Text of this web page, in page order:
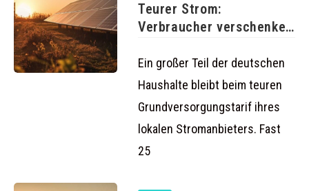
Teurer Strom:
Verbraucher verschenken
Grundversorgung
Ein großer Teil der deutschen
Haushalte bleibt beim teuren
Grundversorgungstarif ihres
lokalen Stromanbieters. Fast
25